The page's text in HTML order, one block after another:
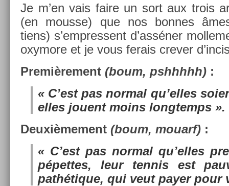
Je m’en vais faire un sort aux trois
(en mous­se) que nos bon­nes
tiens) s’empres­sent d’asséner
oxymore et je vous ferais crev­er
Pre­miè­re­ment (boum, pshhhhh) :
« C’est pas norm­al qu’elles
elles jouent moins longtemps ».
De­uxiè­me­ment (boum, mouarf) :
« C’est pas norm­al qu’elles
pépet­tes, leur ten­nis est
pathétique, qui veut payer pour